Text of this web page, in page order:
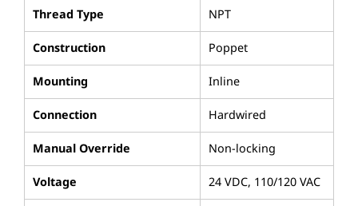
Thread Type
NPT
Construction
Poppet
Mounting
Inline
Connection
Hardwired
Manual Override
Non-locking
Voltage
24 VDC, 110/120 VAC